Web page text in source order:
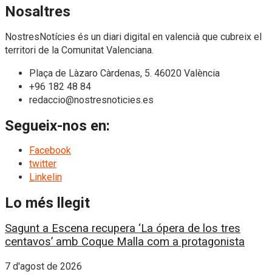
Nosaltres
NostresNotícies és un diari digital en valencià que cubreix el
territori de la Comunitat Valenciana.
Plaça de Làzaro Càrdenas, 5. 46020 València
+96 182 48 84
redaccio@nostresnoticies.es
Segueix-nos en:
Facebook
twitter
Linkelin
Lo més llegit
Sagunt a Escena recupera ‘La ópera de los tres
centavos’ amb Coque Malla com a protagonista
7 d'agost de 2026